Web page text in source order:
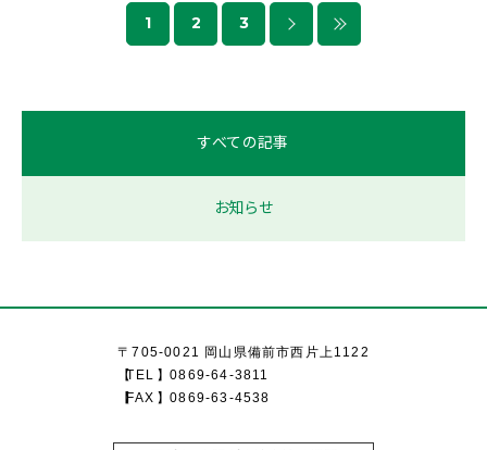
1 2 3
すべての記事
お知らせ
〒705-0021 岡山県備前市西片上1122
TEL
0869-64-3811
FAX
0869-63-4538